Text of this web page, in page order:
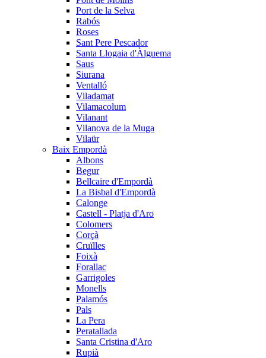
Port de la Selva
Rabós
Roses
Sant Pere Pescador
Santa Llogaia d'Àlguema
Saus
Siurana
Ventalló
Viladamat
Vilamacolum
Vilanant
Vilanova de la Muga
Vilaür
Baix Empordà
Albons
Begur
Bellcaire d'Empordà
La Bisbal d'Empordà
Calonge
Castell - Platja d'Aro
Colomers
Corçà
Cruïlles
Foixà
Forallac
Garrigoles
Monells
Palamós
Pals
La Pera
Peratallada
Santa Cristina d'Aro
Rupià